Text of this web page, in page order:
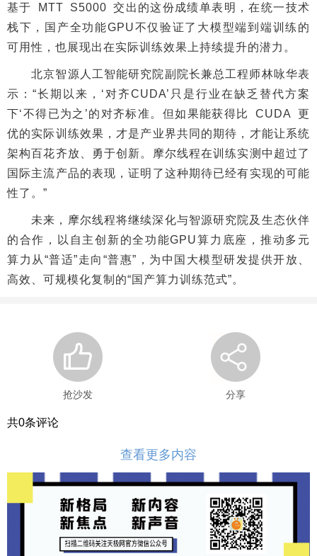
基于 MTT S5000 交出的这份成绩单表明，在统一技术
栈下，国产全功能GPU不仅验证了大模型端到端训练的
可用性，也展现出在实际训练效果上持续提升的潜力。
北京智源人工智能研究院副院长兼总工程师林咏华表
示：“长期以来，‘对齐CUDA’只是行业在缺乏替代方案
下‘不得已为之’的对齐标准。但如果能获得比 CUDA 更
优的实际训练效果，才是产业界共同的期待，才能让系统
架构百花齐放、勇于创新。摩尔线程在训练实测中超过了
国际主流产品的表现，证明了这种期待已经有实现的可能
性了。”
未来，摩尔线程将继续深化与智源研究院及生态伙伴
的合作，以自主创新的全功能GPU算力底座，推动多元
算力从“普适”走向“普惠”，为中国大模型研发提供开放、
高效、可规模化复制的“国产算力训练范式”。
抢沙发 分享
共0条评论
查看更多内容